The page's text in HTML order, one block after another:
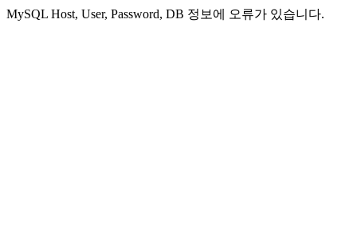
MySQL Host, User, Password, DB 정보에 오류가 있습니다.